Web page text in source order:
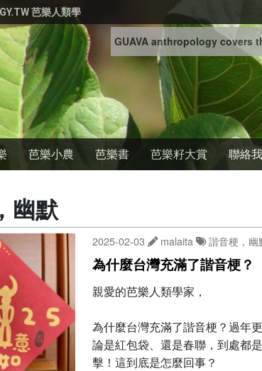
芭樂人類學
GUAVA anthropology covers
芭樂小農 芭樂書 芭樂籽大賞 聯絡
幽默
2025-02-03 malaita 諧音梗，幽
為什麼台灣充滿了諧音梗？
親愛的芭樂人類學家，
為什麼台灣充滿了諧音梗？過年
論是紅包袋、還是春聯，到處都
擊！這到底是怎麼回事？